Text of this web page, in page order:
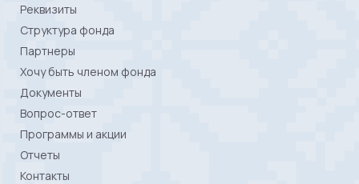
Реквизиты
Структура фонда
Партнеры
Хочу быть членом фонда
Документы
Вопрос-ответ
Программы и акции
Отчеты
Контакты